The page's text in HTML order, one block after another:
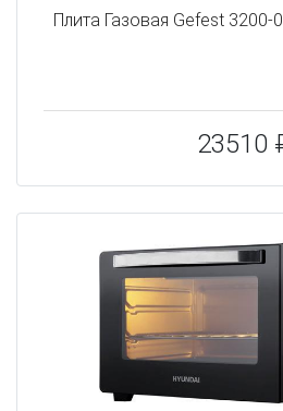
Плита Газовая Gefest
23510